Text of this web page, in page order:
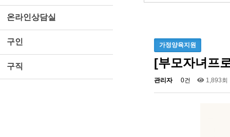
온라인상담실
구인
구직
가정양육지원
[부모자녀프
관리자 0건 1,893회